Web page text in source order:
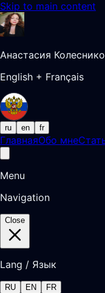
Skip to main content
Анастасия
English + Français
ru en fr
ГлавнаяОбо мне
Menu
Navigation
Close
Lang / Язык
RU EN FR